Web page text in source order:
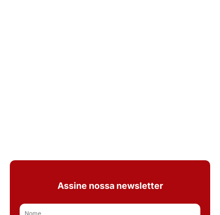
Assine nossa newsletter